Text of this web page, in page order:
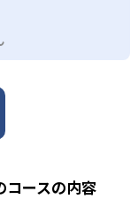
コースの内容